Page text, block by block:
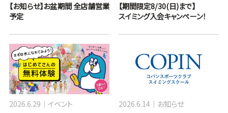
【お知らせ】お盆期間 全店舗営業
予定
【期間限定8/30(日)まで】
スイミング入会キャンペーン！
2026.6.29
イベント
2026.6.14 お知らせ